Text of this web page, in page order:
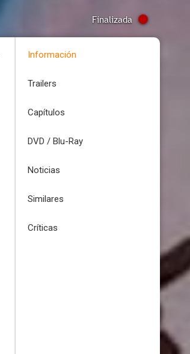
Finalizada
Información
Trailers
Capítulos
DVD / Blu-Ray
Noticias
Similares
Críticas